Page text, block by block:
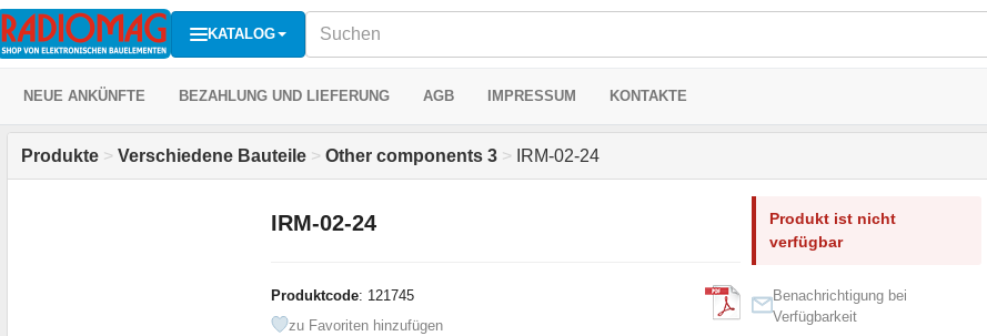
KATALOG
NEUE ANKÜNFTE BEZAHLUNG UND LIEFERUNG AGB IMPRESSUM KONTAKTE
Produkte > Verschiedene Bauteile > Other components 3 > IRM-02-24
IRM-02-24
Produktcode: 121745
zu Favoriten hinzufügen
Produkt ist nicht
verfügbar
Benachrichtigung bei
Verfügbarkeit